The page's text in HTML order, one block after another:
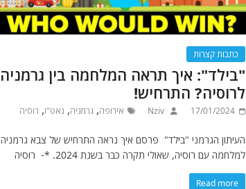
כתבות קצרות
"בילד": איך תראה המלחמה בין גרמניה
לרוסיה? התרחיש!
17/01/2024
Nziv אירופה, גרמניה, נאט"ו, רוסיה
העיתון הגרמני "בילד" פרסם איך נראה התרחיש של צבא גרמניה
למלחמה עם רוסיה, שאולי תקרה כבר בשנת 2024. *- רוסיה
Read more